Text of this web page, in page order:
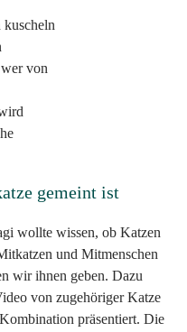
von
gemeint ist
wollte wissen, ob Katzen
und Mitmenschen
wir ihnen geben. Dazu
von zugehöriger Katze
präsentiert. Die